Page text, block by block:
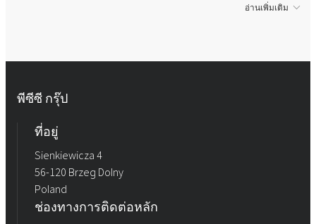
อ่านเพิ่มเติม
พีซีซี กรุ๊ป
ที่อยู่
Sienkiewicza 4
56-120 Brzeg Dolny
Poland
ช่องทางการติดต่อหลัก